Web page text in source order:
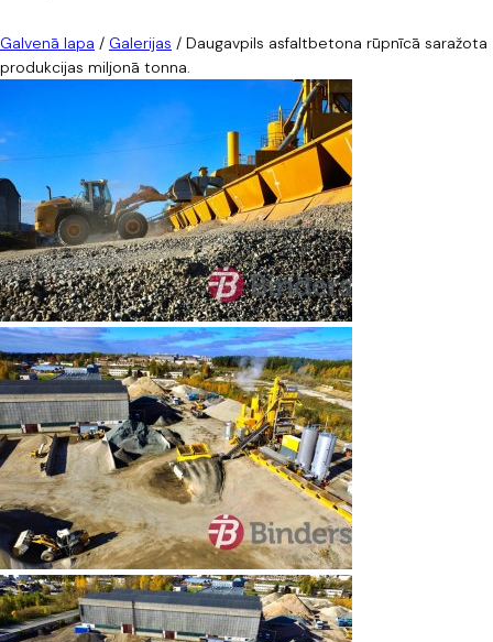
Galvenā lapa / Galerijas / Daugavpils asfaltbetona rūpnīcā saražota
produkcijas miljonā tonna.